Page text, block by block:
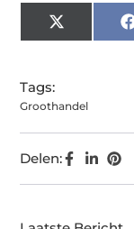
X
(Twitter)
Tags:
Groothandel
Delen: